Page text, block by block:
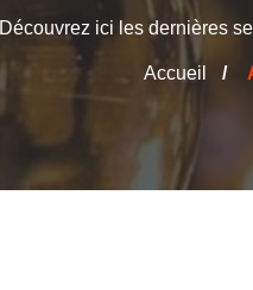
Découvrez ici les dernières
Accueil